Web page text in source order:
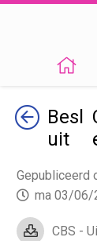
TerugBesl
uit
Gepubliceerd
ma 03/06/
CBS -